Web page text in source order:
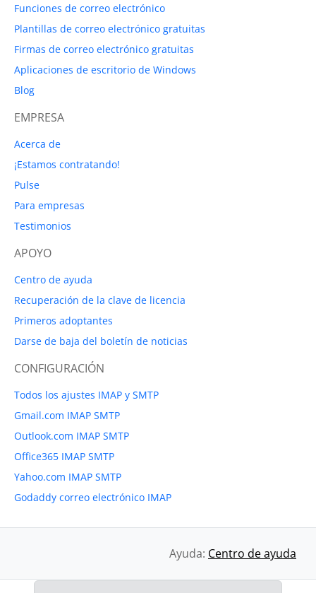
Funciones de correo electrónico
Plantillas de correo electrónico gratuitas
Firmas de correo electrónico gratuitas
Aplicaciones de escritorio de Windows
Blog
EMPRESA
Acerca de
¡Estamos contratando!
Pulse
Para empresas
Testimonios
APOYO
Centro de ayuda
Recuperación de la clave de licencia
Primeros adoptantes
Darse de baja del boletín de noticias
CONFIGURACIÓN
Todos los ajustes IMAP y SMTP
Gmail.com IMAP SMTP
Outlook.com IMAP SMTP
Office365 IMAP SMTP
Yahoo.com IMAP SMTP
Godaddy correo electrónico IMAP
Ayuda: Centro de ayuda